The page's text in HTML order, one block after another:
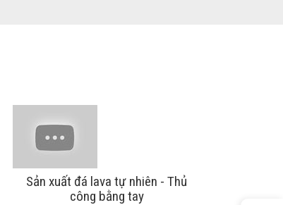
Sản xuất đá lava tự nhiên - Thủ
công bằng tay